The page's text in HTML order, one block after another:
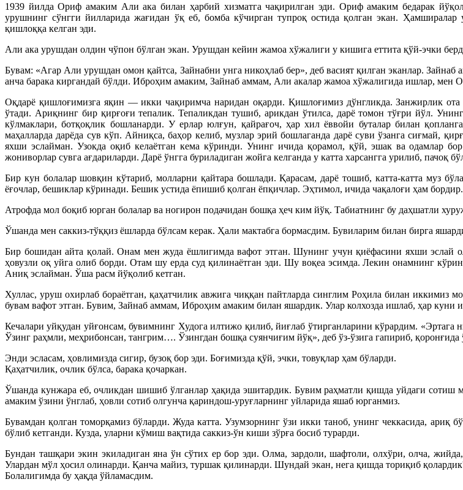
1939 йилда Ориф амаким Али ака билан ҳарбий хизматга чақирилган эди. Ориф амаким бедарак
урушнинг сўнгги йилларида жағидан ўқ еб, бомба кўчирган тупроқ остида қолган экан.
қишлоққа келган эди.
Али ака урушдан олдин чўпон бўлган экан. Урушдан кейин жамоа хўжалиги у кишига еттита қўй-эчки
Бувам: «Агар Али урушдан омон қайтса, Зайнабни унга никоҳлаб бер», деб васият қилган эканлар.
анча барака киргандай бўлди. Иброҳим амаким, Зайнаб аммам, Али акалар жамоа хўжалигида ишлар, мен
Оқдарё қишлоғимизга яқин — икки чақиримча наридан оқарди. Қишлоғимиз дўнгликда. Занжирлик
ўтади. Ариқнинг бир қирғоғи тепалик. Тепаликдан тушиб, арикдан ўтилса, дарё томон тўғри йўл.
кўлмаклари, ботқоқлик бошланарди. У ерлар юлғун, қайрағоч, ҳар хил ёввойи буталар билан
маҳалларда дарёда сув кўп. Айниқса, баҳор келиб, музлар эрий бошлаганда дарё суви ўзанга сиғмай,
яхши эслайман. Узокда оқиб келаётган кема кўринди. Унинг ичида қорамол, қўй, эшак ва одамлар
жониворлар сувга ағдариларди. Дарё ўнгга буриладиган жойга келганда у катта харсангга урилиб, пачоқ
Бир кун болалар шовқин кўтариб, молларни қайтара бошлади. Қарасам, дарё тошиб, катта-катта муз
ёғочлар, бешиклар кўринади. Бешик устида ёпишиб қолган ёпқичлар. Эҳтимол, ичида чақалоғи ҳам бордир.
Атрофда мол боқиб юрган болалар ва ногирон подачидан бошқа ҳеч ким йўқ. Табиатнинг бу даҳшатли
Ўшанда мен саккиз-тўққиз ёшларда бўлсам керак. Ҳали мактабга бормасдим. Бувиларим билан бирга
Бир бошидан айта қолай. Онам мен жуда ёшлигимда вафот этган. Шунинг учун қиёфасини яхши эслай
ҳовузли оқ уйга олиб борди. Отам шу ерда суд қилинаётган эди. Шу воқеа эсимда. Лекин онамнинг
Аниқ эслайман. Ўша расм йўқолиб кетган.
Хуллас, уруш охирлаб бораётган, қаҳатчилик авжига чиққан пайтларда синглим Роҳила билан
бувам вафот этган. Бувим, Зайнаб аммам, Иброҳим амаким билан яшардик. Улар колхозда ишлаб, ҳар
Кечалари уйқудан уйғонсам, бувимнинг Худога илтижо қилиб, йиғлаб ўтирганларини кўрардим.
Ўзинг раҳмли, меҳрибонсан, тангрим…. Ўзингдан бошқа суянчиғим йўқ», деб ўз-ўзига гапириб,
Энди эсласам, ҳовлимизда сигир, бузоқ бор эди. Боғимизда қўй, эчки, товуқлар ҳам бўларди.
Қаҳатчилик, очлик бўлса, барака қочаркан.
Ўшанда кунжара еб, очликдан шишиб ўлганлар ҳақида эшитардик. Бувим раҳматли қишда уйдаги сотиш
амаким ўзини ўнглаб, ҳовли сотиб олгунча қариндош-уруғларнинг уйларида яшаб юрганмиз.
Бувамдан қолган томорқамиз бўларди. Жуда катта. Узумзорнинг ўзи икки таноб, унинг чеккасида,
бўлиб кетганди. Кузда, уларни кўмиш вақтида саккиз-ўн киши зўрға босиб турарди.
Бундан ташқари экин экиладиган яна ўн сўтих ер бор эди. Олма, зардоли, шафтоли, олхўри, олча,
Улардан мўл ҳосил олинарди. Қанча майиз, туршак қилинарди. Шундай экан, нега қишда ториқиб
Болалигимда бу ҳақда ўйламасдим.